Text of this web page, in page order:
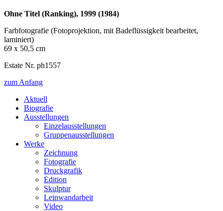
Ohne Titel (Ranking), 1999 (1984)
Farbfotografie (Fotoprojektion, mit Badeflüssigkeit bearbeitet,
laminiert)
69 x 50,5 cm
Estate Nr. ph1557
zum Anfang
Aktuell
Biografie
Ausstellungen
Einzelausstellungen
Gruppenausstellungen
Werke
Zeichnung
Fotografie
Druckgrafik
Edition
Skulptur
Leinwandarbeit
Video